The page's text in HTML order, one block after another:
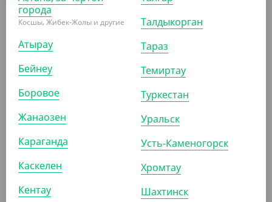
УП (125)
(19.50₸/ШТ)
Контейнер алюминиевый С130, 230 мл, 130*100*42
мм, Lamina
города
Косшы, Жибек-Жолы и другие
Атырау
Бейнеу
Боровое
Жанаозен
Караганда
Каскелен
Кентау
Талдыкорган
Тараз
Темиртау
Туркестан
Уральск
Усть-Каменогорск
Хромтау
Шахтинск